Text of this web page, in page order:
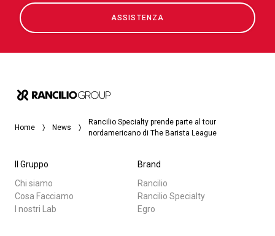
ASSISTENZA
Home News
Rancilio Specialty prende parte al tour
nordamericano di The Barista League
Il Gruppo
Chi siamo
Cosa Facciamo
I nostri Lab
Brand
Rancilio
Rancilio Specialty
Egro